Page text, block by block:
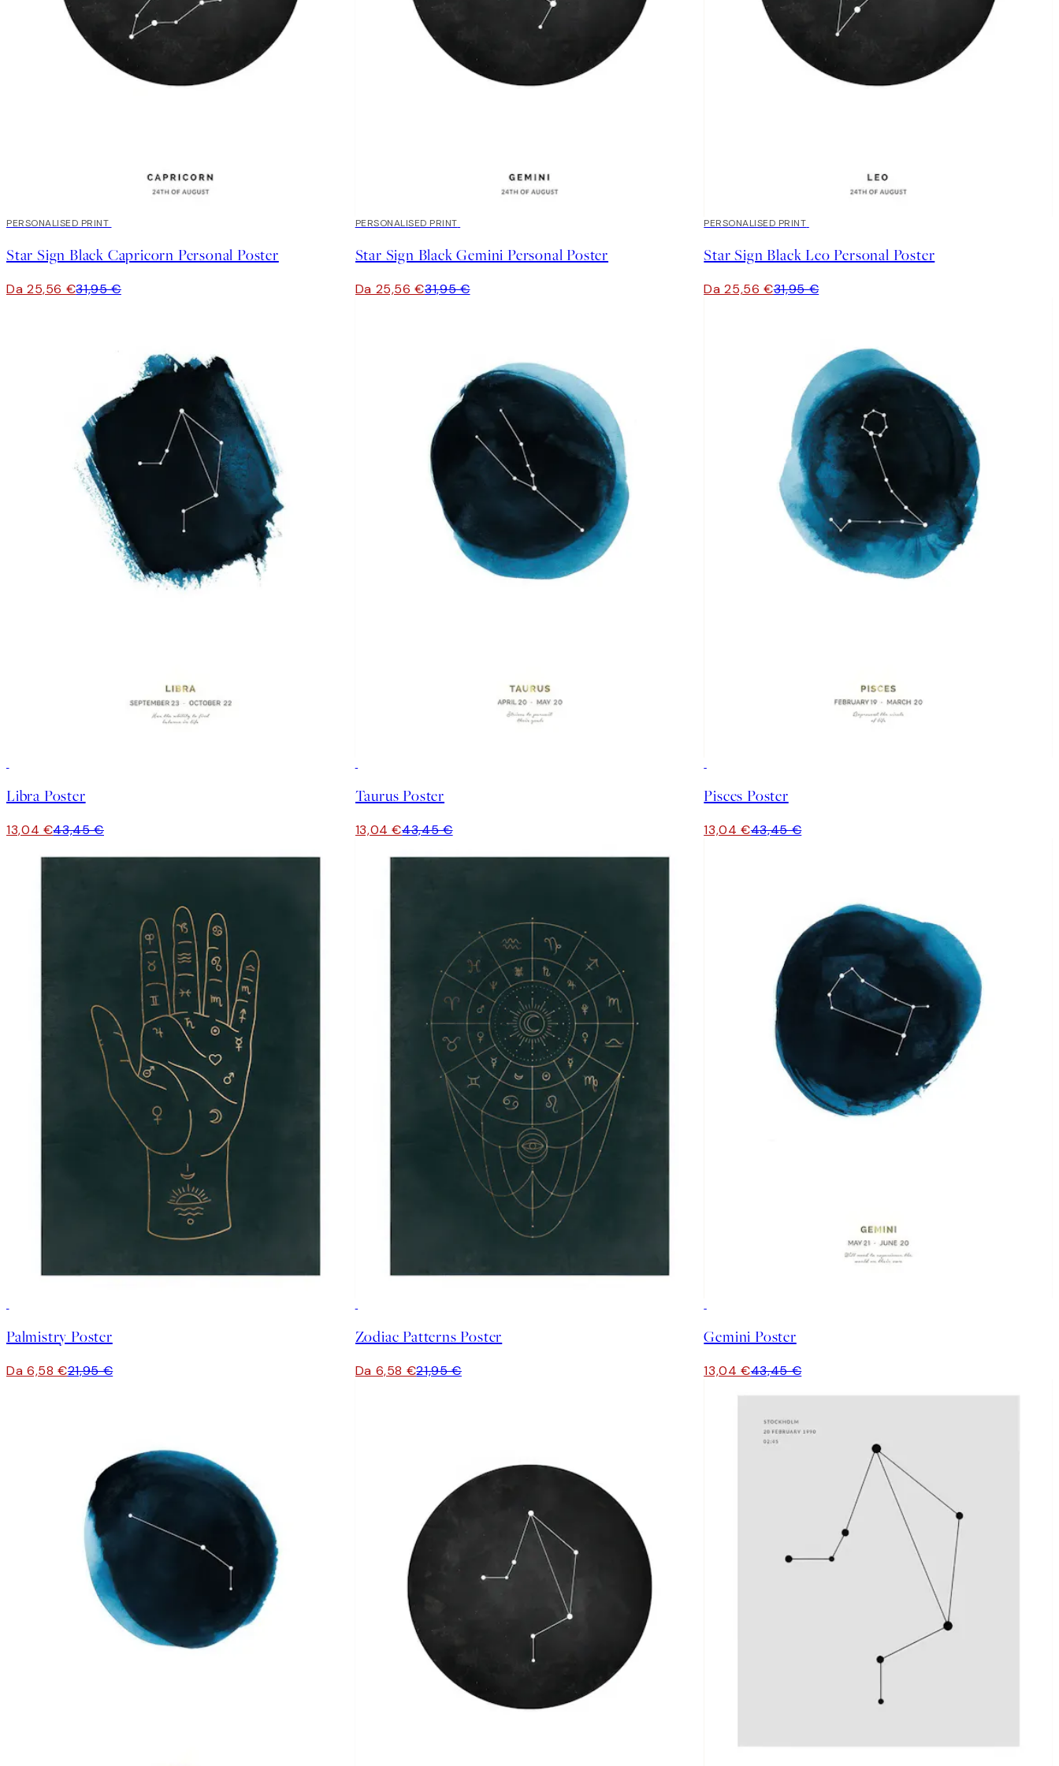
20%*
PERSONALISED PRINT
Star Sign Black Capricorn Personal Poster
Da 25,56 €31,95 €
20%*
PERSONALISED PRINT
Star Sign Black Gemini Personal Poster
Da 25,56 €31,95 €
20%*
PERSONALISED PRINT
Star Sign Black Leo Personal Poster
Da 25,56 €31,95 €
Libra Poster
13,04 €43,45 €
Taurus Poster
13,04 €43,45 €
Pisces Poster
13,04 €43,45 €
Palmistry Poster
Da 6,58 €21,95 €
Zodiac Patterns Poster
Da 6,58 €21,95 €
Gemini Poster
13,04 €43,45 €